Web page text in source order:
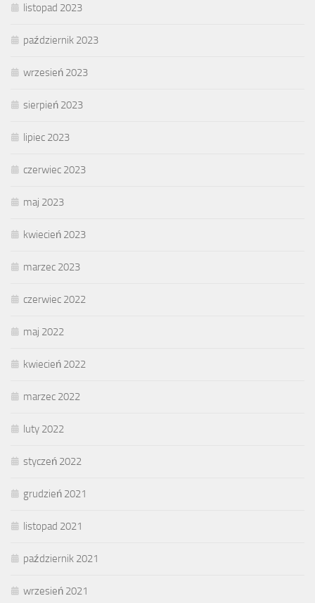
listopad 2023
październik 2023
wrzesień 2023
sierpień 2023
lipiec 2023
czerwiec 2023
maj 2023
kwiecień 2023
marzec 2023
czerwiec 2022
maj 2022
kwiecień 2022
marzec 2022
luty 2022
styczeń 2022
grudzień 2021
listopad 2021
październik 2021
wrzesień 2021